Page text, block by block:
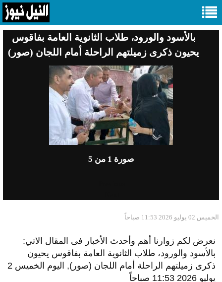
بالأسود والورود، طلاب الثانوية العامة بفاقوس
يحيون ذكرى زميلتهم الراحلة أمام اللجان (صور)
صورة 1 من 5
الخميس 02 يوليو 2026 11:53 صباحاً
نعرض لكم زوارنا أهم وأحدث الأخبار فى المقال الاتي:
بالأسود والورود، طلاب الثانوية العامة بفاقوس يحيون
ذكرى زميلتهم الراحلة أمام اللجان (صور), اليوم الخميس 2
يوليو 2026 11:53 صباحاً